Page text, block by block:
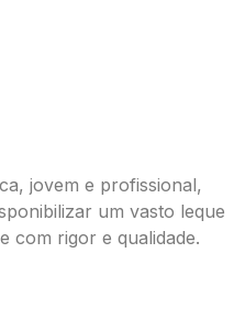
jovem e profissional,
um vasto leque
com rigor e qualidade.